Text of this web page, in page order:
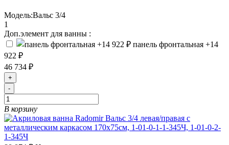
Модель:Вальс 3/4
1
Доп.элемент для ванны :
панель фронтальная +14
922 ₽
46 734 ₽
+
-
В корзину